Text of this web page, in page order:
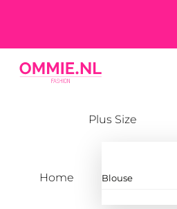
content
Home
Plus Size
Blouse